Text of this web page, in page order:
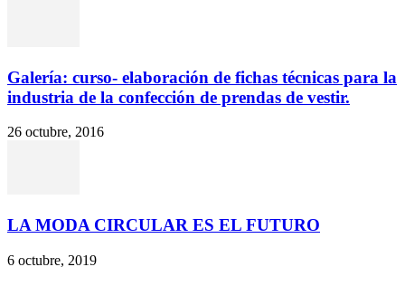
Galería: curso- elaboración de fichas técnicas para la
industria de la confección de prendas de vestir.
26 octubre, 2016
LA MODA CIRCULAR ES EL FUTURO
6 octubre, 2019